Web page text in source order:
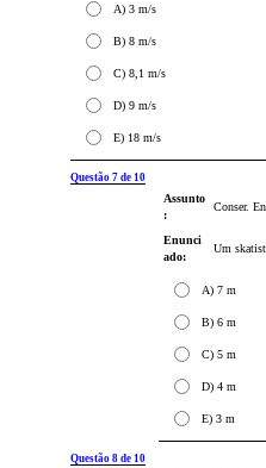
A) 3 m/s
B) 8 m/s
C) 8,1 m/s
D) 9 m/s
E) 18 m/s
Questão 7 de 10
Assunto
:
Conser.
Enunci
ado:
Um
A) 7 m
B) 6 m
C) 5 m
D) 4 m
E) 3 m
Questão 8 de 10